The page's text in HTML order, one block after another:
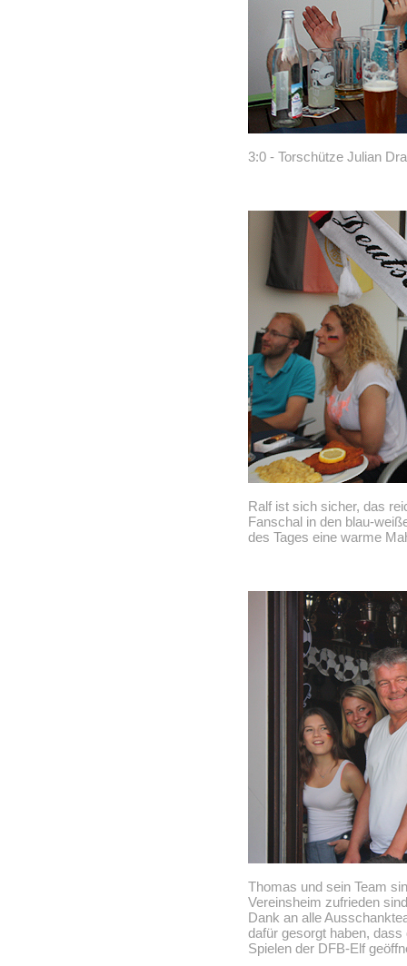
3:0 - Torschütze Julian
Ralf ist sich sicher, das
Fanschal in den blau-
des Tages eine warme
Thomas und sein Team
Vereinsheim zufrieden
Dank an alle
dafür gesorgt haben,
Spielen der DFB-Elf